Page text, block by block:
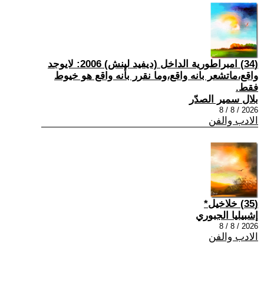
(34) امبراطورية الداخل (ديفيد لينش) 2006: لايوجد
واقع،ماتشعر بانه واقع،وما نقرر بأنه واقع هو خيوط
فقط.
بلال سمير الصدّر
2026 / 8 / 8
الادب والفن
(35) خلاخيل*
إشبيليا الجبوري
2026 / 8 / 8
الادب والفن